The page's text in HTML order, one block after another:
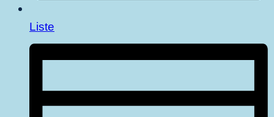
Liste